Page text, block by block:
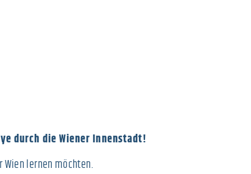
durch die Wiener Innenstadt!
lernen möchten.